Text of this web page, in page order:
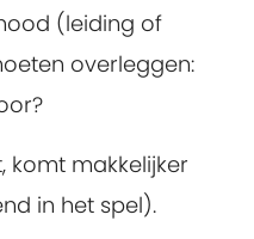
(leiding of
overleggen:
komt makkelijker
in het spel).